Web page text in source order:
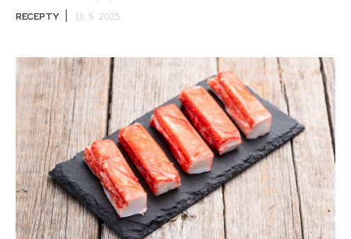
RECEPTY 13. 5. 2025